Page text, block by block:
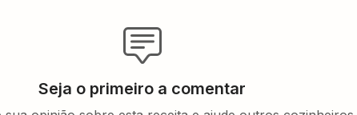
Seja o primeiro a comentar